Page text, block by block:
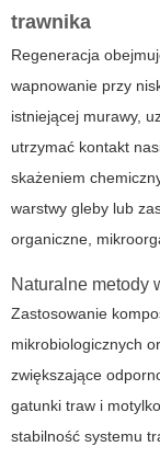
trawnika
Regeneracja
wapnowanie przy
istniejącej murawy,
utrzymać kontakt
skażeniem
warstwy gleby lub
organiczne,
Naturalne metody
Zastosowanie
mikrobiologicznych
zwiększające
gatunki traw i
stabilność systemu